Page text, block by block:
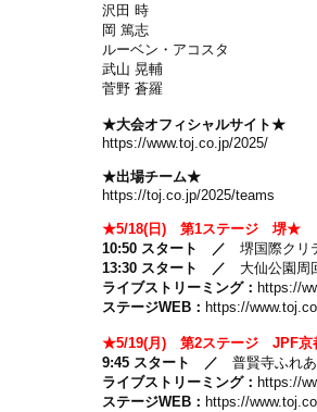
沢田 時
岡 篤志
ルーベン・アコスタ
武山 晃輔
菅野 蒼羅
★大会オフィシャルサイト★
https://www.toj.co.jp/2025/
★出場チーム★
https://toj.co.jp/2025/teams
★5/18(日) 第1ステージ 堺★
10:50 スタート ／堺国際クリ
13:30 スタート
／ 大仙公園周
ライブストリーミング： https://
ステージWEB： https://
★5/19(月) 第2ステージ JPF
9:45 スタート ／普賢寺ふれ
ライブストリーミング： https://
ステージWEB： https://